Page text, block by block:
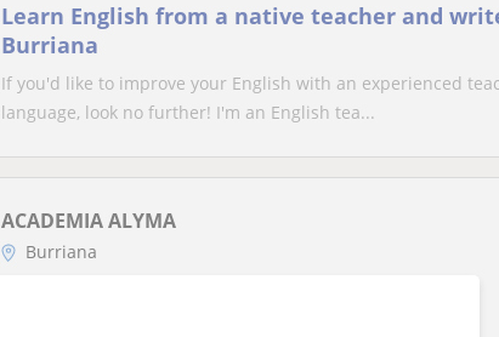
Learn English from a native teacher and
Burriana
If you'd like to improve your English with an experienced
language, look no further! I'm an English tea...
ACADEMIA ALYMA
Burriana